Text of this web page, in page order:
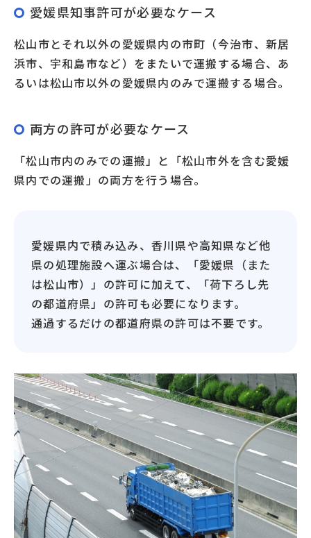
愛媛県知事許可が必要なケース
松山市とそれ以外の愛媛県内の市町（今治市、新居
浜市、宇和島市など）をまたいで運搬する場合、あ
るいは松山市以外の愛媛県内のみで運搬する場合。
両方の許可が必要なケース
「松山市内のみでの運搬」と「松山市外を含む愛媛
県内での運搬」の両方を行う場合。
愛媛県内で積み込み、香川県や高知県など他
県の処理施設へ運ぶ場合は、「愛媛県（また
は松山市）」の許可に加えて、「荷下ろし先
の都道府県」の許可も必要になります。
通過するだけの都道府県の許可は不要です。